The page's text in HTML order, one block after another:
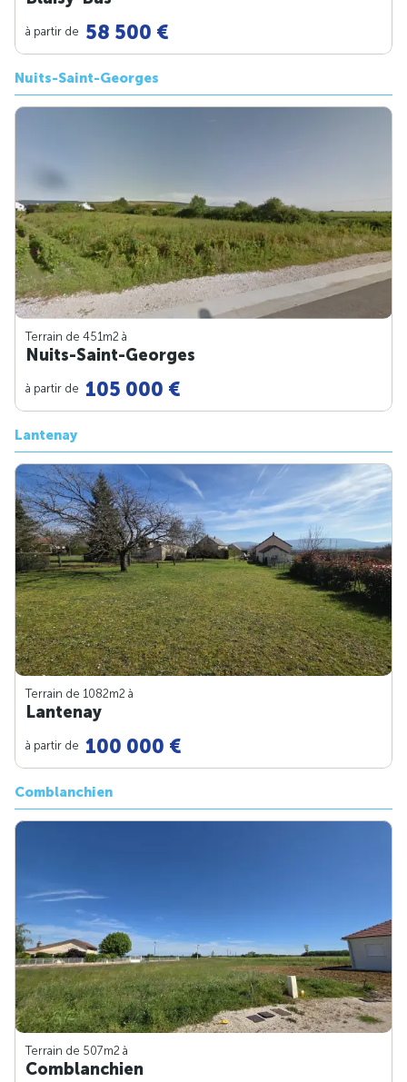
à partir de 58 500 €
Nuits-Saint-Georges
Terrain de 451m2 à
Nuits-Saint-Georges
à partir de 105 000 €
Lantenay
Terrain de 1082m2 à
Lantenay
à partir de 100 000 €
Comblanchien
Terrain de 507m2 à
Comblanchien